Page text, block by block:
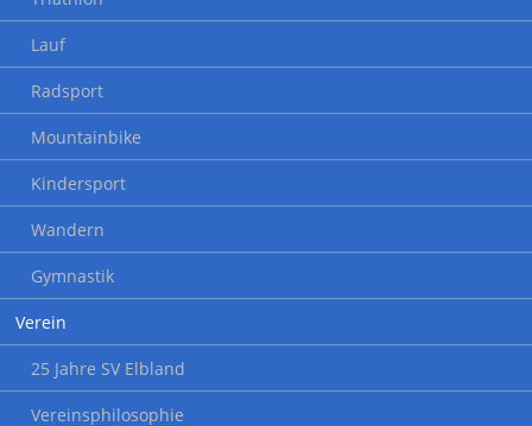
Lauf
Radsport
Mountainbike
Kindersport
Wandern
Gymnastik
Verein
25 Jahre SV Elbland
Vereinsphilosophie